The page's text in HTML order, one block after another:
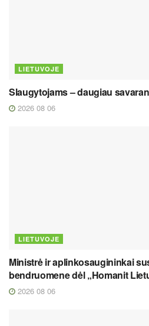
LIETUVOJE
Slaugytojams – daugiau
2026 08 06
LIETUVOJE
Ministrė ir aplinkosaugininkai
bendruomene dėl „Homanit
2026 08 06